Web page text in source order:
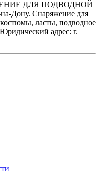
ДЛЯ ПОДВОДНОЙ
Дону. Снаряжение для
ласты, подводное
адрес: г.